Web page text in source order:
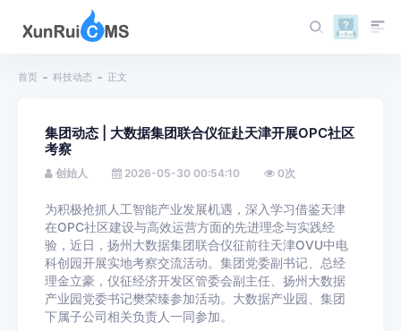
首页 科技动态 正文
集团动态 | 大数据集团联合仪征赴天津开展OPC社区
考察
创始人 2026-05-30 00:54:10 0次
为积极抢抓人工智能产业发展机遇，深入学习借鉴天津
在OPC社区建设与高效运营方面的先进理念与实践经
验，近日，扬州大数据集团联合仪征前往天津OVU中电
科创园开展实地考察交流活动。集团党委副书记、总经
理金立豪，仪征经济开发区管委会副主任、扬州大数据
产业园党委书记樊荣臻参加活动。大数据产业园、集团
下属子公司相关负责人一同参加。